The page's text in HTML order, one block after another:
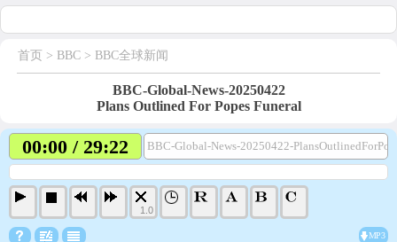
首页 > BBC > BBC全球新闻
BBC-Global-News-20250422
Plans Outlined For Popes Funeral
00:00 / 29:22 BBC-Global-News-20250422-
1.0
MP3